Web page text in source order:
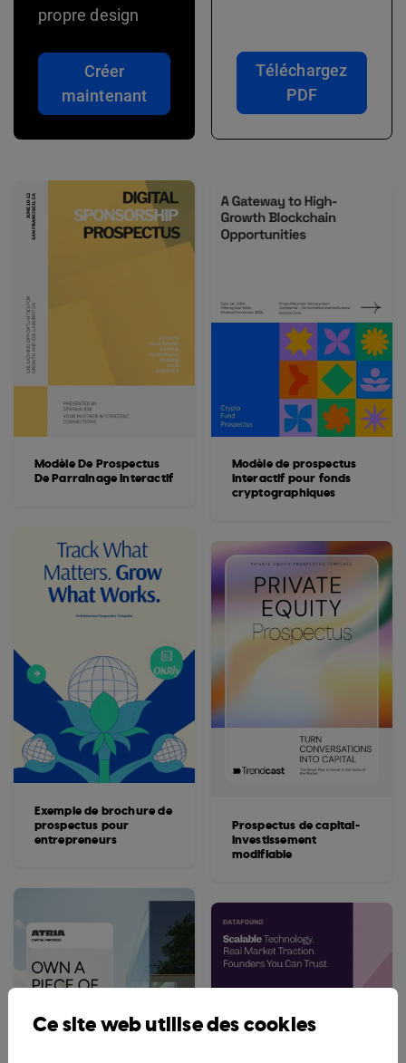
propre design
Créer
maintenant
Téléchargez
PDF
Modèle De Prospectus
De Parrainage Interactif
Exemple de brochure de
prospectus pour
entrepreneurs
Modèle de prospectus
interactif pour fonds
cryptographiques
Prospectus de capital-
investissement
modifiable
Ce site web utilise des cookies